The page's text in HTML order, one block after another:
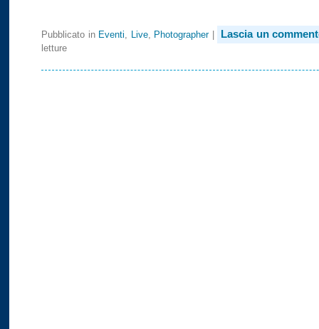
Pubblicato in Eventi Live, Photographer| Lascia un
letture